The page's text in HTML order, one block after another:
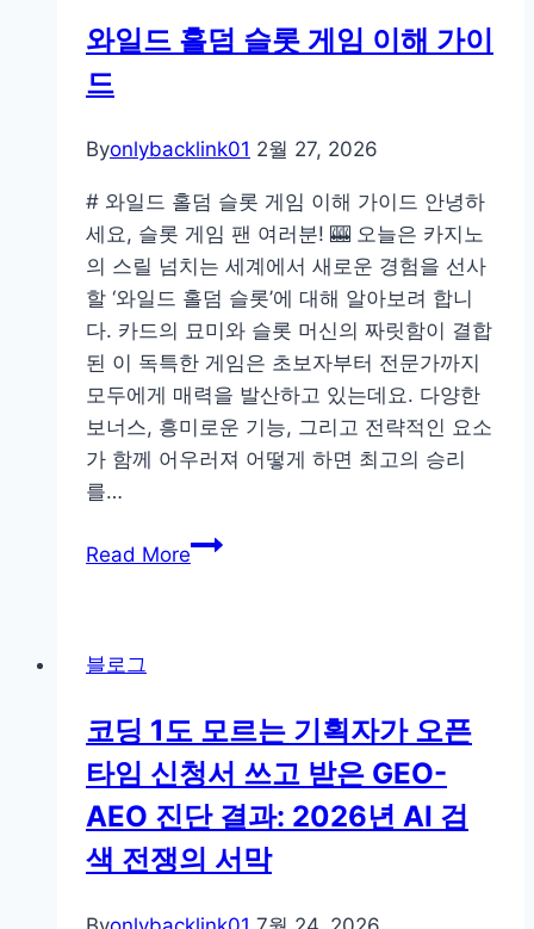
주
거
설
명
와일드 홀덤 슬롯 게임 이해 가이
드
Byonlybacklink01 2월 27, 2026
# 와일드 홀덤 슬롯 게임 이해 가이드 안녕하
세요, 슬롯 게임 팬 여러분! 🎰 오늘은 카지노
의 스릴 넘치는 세계에서 새로운 경험을 선사
할 ‘와일드 홀덤 슬롯’에 대해 알아보려 합니
다. 카드의 묘미와 슬롯 머신의 짜릿함이 결합
된 이 독특한 게임은 초보자부터 전문가까지
모두에게 매력을 발산하고 있는데요. 다양한
보너스, 흥미로운 기능, 그리고 전략적인 요소
가 함께 어우러져 어떻게 하면 최고의 승리
를…
Read More와
롯
게
임
이
해
블로그
코딩 1도 모르는 기획자가 오픈
타임 신청서 쓰고 받은 GEO-
AEO 진단 결과: 2026년 AI 검
색 전쟁의 서막